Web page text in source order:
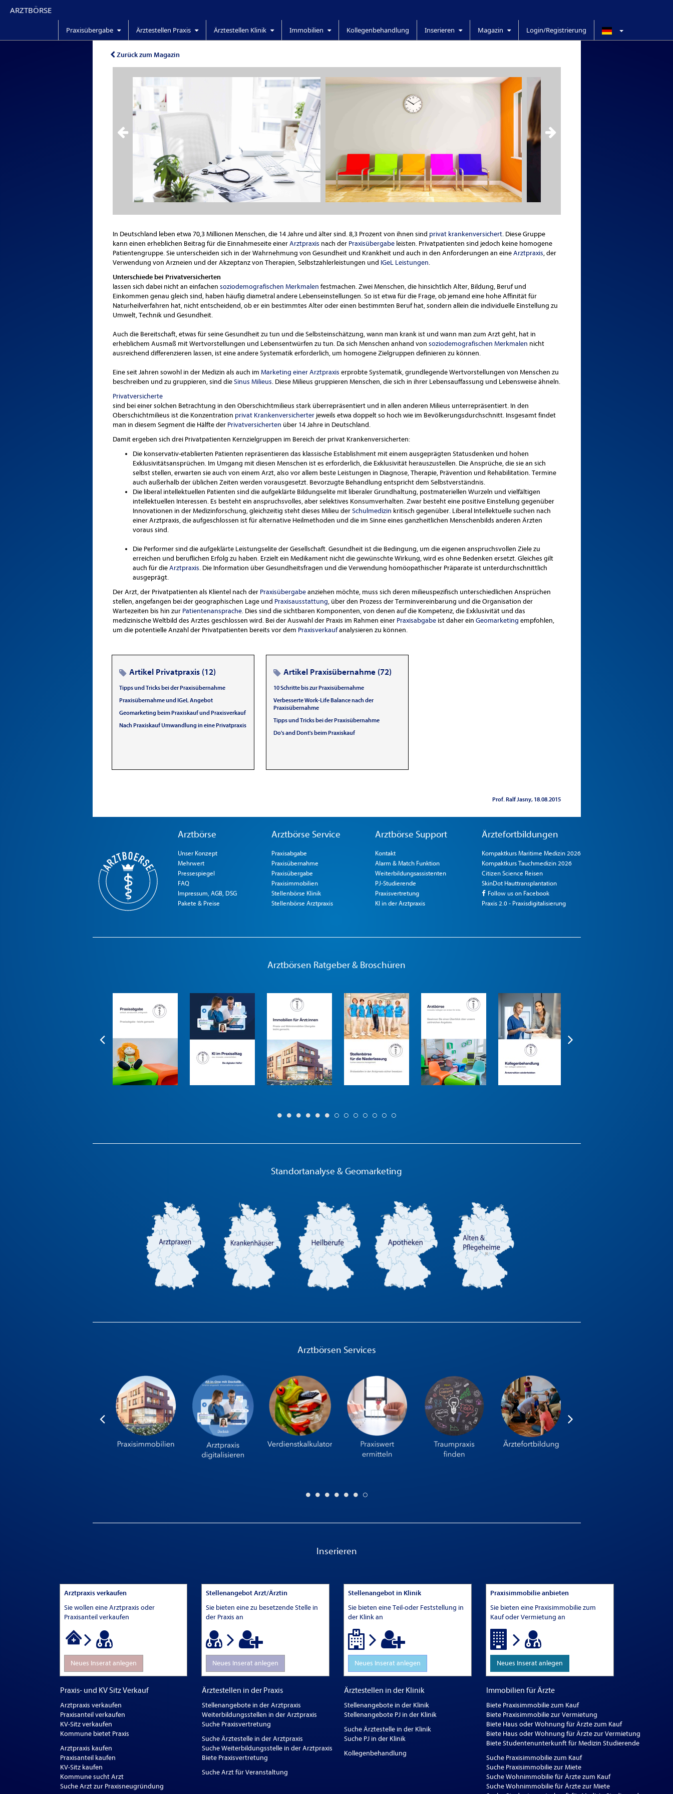
ARZTBÖRSE
Praxisübergabe Ärztestellen Praxis Ärztestellen Klinik Immobilien Kollegenbehandlung Inserieren Magazin Login/Registrierung
Zurück zum Magazin
In Deutschland leben etwa 70,3 Millionen Menschen, die 14 Jahre und älter sind. 8,3 Prozent von ihnen sind privat krankenversichert. Diese Gruppe
kann einen erheblichen Beitrag für die Einnahmeseite einerArztpraxis nach der Praxisübergabeleisten. Privatpatienten sind jedoch keine homogene
Patientengruppe. Sie unterscheiden sich in der Wahrnehmung von Gesundheit und Krankheit und auch in den Anforderungen an eineArztpraxis, der
Verwendung von Arzneien und der Akzeptanz von Therapien, Selbstzahlerleistungen und IGeL Leistungen.
Unterschiede bei Privatversicherten
lassen sich dabei nicht an einfachen soziodemografischen Merkmalen festmachen. Zwei Menschen, die hinsichtlich Alter, Bildung, Beruf und
Einkommen genau gleich sind, haben häufig diametral andere Lebenseinstellungen. So ist etwa für die Frage, ob jemand eine hohe Affinität für
Naturheilverfahren hat, nicht entscheidend, ob er ein bestimmtes Alter oder einen bestimmten Beruf hat, sondern allein die individuelle Einstellung zu
Umwelt, Technik und Gesundheit.
Auch die Bereitschaft, etwas für seine Gesundheit zu tun und die Selbsteinschätzung, wann man krank ist und wann man zum Arzt geht, hat in
erheblichem Ausmaß mit Wertvorstellungen und Lebensentwürfen zu tun. Da sich Menschen anhand von soziodemografischen Merkmalen nicht
ausreichend differenzieren lassen, ist eine andere Systematik erforderlich, um homogene Zielgruppen definieren zu können.
Eine seit Jahren sowohl in der Medizin als auch im Marketing einer Arztpraxis erprobte Systematik, grundlegende Wertvorstellungen von Menschen zu
beschreiben und zu gruppieren, sind dieSinus Milieus. Diese Milieus gruppieren Menschen, die sich in ihrer Lebensauffassung und Lebensweise ähneln.
Privatversicherte
sind bei einer solchen Betrachtung in den Oberschichtmilieus stark überrepräsentiert und in allen anderen Milieus unterrepräsentiert. In den
Oberschichtmilieus ist die Konzentration privat Krankenversicherterjeweils etwa doppelt so hoch wie im Bevölkerungsdurchschnitt. Insgesamt findet
man in diesem Segment die Hälfte der Privatversicherten über 14 Jahre in Deutschland.
Damit ergeben sich drei Privatpatienten Kernzielgruppen im Bereich der privat Krankenversicherten:
Die konservativ-etablierten Patienten repräsentieren das klassische Establishment mit einem ausgeprägten Statusdenken und hohen
Exklusivitätsansprüchen. Im Umgang mit diesen Menschen ist es erforderlich, die Exklusivität herauszustellen. Die Ansprüche, die sie an sich
selbst stellen, erwarten sie auch von einem Arzt, also vor allem beste Leistungen in Diagnose, Therapie, Prävention und Rehabilitation. Termine
auch außerhalb der üblichen Zeiten werden vorausgesetzt. Bevorzugte Behandlung entspricht dem Selbstverständnis.
Die liberal intellektuellen Patienten sind die aufgeklärte Bildungselite mit liberaler Grundhaltung, postmateriellen Wurzeln und vielfältigen
intellektuellen Interessen. Es besteht ein anspruchsvolles, aber selektives Konsumverhalten. Zwar besteht eine positive Einstellung gegenüber
Innovationen in der Medizinforschung, gleichzeitig steht dieses Milieu derSchulmedizin kritisch gegenüber. Liberal Intellektuelle suchen nach
einer Arztpraxis, die aufgeschlossen ist für alternative Heilmethoden und die im Sinne eines ganzheitlichen Menschenbilds anderen Ärzten
voraus sind.
Die Performer sind die aufgeklärte Leistungselite der Gesellschaft. Gesundheit ist die Bedingung, um die eigenen anspruchsvollen Ziele zu
erreichen und beruflichen Erfolg zu haben. Erzielt ein Medikament nicht die gewünschte Wirkung, wird es ohne Bedenken ersetzt. Gleiches gilt
auch für dieArztpraxis. Die Information über Gesundheitsfragen und die Verwendung homöopathischer Präparate ist unterdurchschnittlich
ausgeprägt.
Der Arzt, der Privatpatienten als Klientel nach der Praxisübergabeanziehen möchte, muss sich deren milieuspezifisch unterschiedlichen Ansprüchen
stellen, angefangen bei der geographischen Lage und Praxisausstattung, über den Prozess der Terminvereinbarung und die Organisation der
Wartezeiten bis hin zur Patientenansprache. Dies sind die sichtbaren Komponenten, von denen auf die Kompetenz, die Exklusivität und das
medizinische Weltbild des Arztes geschlossen wird. Bei der Auswahl der Praxis im Rahmen einer Praxisabgabeist daher ein Geomarketing empfohlen,
um die potentielle Anzahl der Privatpatienten bereits vor dem Praxisverkaufanalysieren zu können.
Artikel Privatpraxis (12)
Tipps und Tricks bei der Praxisübernahme
Praxisübernahme und IGeL Angebot
Geomarketing beim Praxiskauf und Praxisverkauf
Nach Praxiskauf Umwandlung in eine Privatpraxis
Artikel Praxisübernahme (72)
10 Schritte bis zur Praxisübernahme
Verbesserte Work-Life Balance nach der
Praxisübernahme
Tipps und Tricks bei der Praxisübernahme
Do's and Dont's beim Praxiskauf
Prof. Ralf Jasny 18.08.2015
Arztbörse
Unser Konzept
Mehrwert
Pressespiegel
FAQ
Impressum, AGB, DSG
Pakete & Preise
Arztbörse Service
Praxisabgabe
Praxisübernahme
Praxisübergabe
Praxisimmobilien
Stellenbörse Klinik
Stellenbörse Arztpraxis
Arztbörse Support
Kontakt
Alarm & Match Funktion
Weiterbildungsassistenten
PJ-Studierende
Praxisvertretung
KI in der Arztpraxis
Ärztefortbildungen
Kompaktkurs Maritime Medizin 2026
Kompaktkurs Tauchmedizin 2026
Citizen Science Reisen
SkinDot Hauttransplantation
Follow us on Facebook
Praxis 2.0 - Praxisdigitalisierung
Arztbörsen Ratgeber & Broschüren
Standortanalyse & Geomarketing
Arztbörsen Services
Inserieren
Arztpraxis verkaufen
Sie wollen eine Arztpraxis oder
Praxisanteil verkaufen
Neues Inserat anlegen
Praxis- und KV Sitz Verkauf
Arztpraxis verkaufen
Praxisanteil verkaufen
KV-Sitz verkaufen
Kommune bietet Praxis
Arztpraxis kaufen
Praxisanteil kaufen
KV-Sitz kaufen
Kommune sucht Arzt
Suche Arzt zur Praxisneugründung
Stellenangebot Arzt/Ärztin
Sie bieten eine zu besetzende Stelle in
der Praxis an
Neues Inserat anlegen
Ärztestellen in der Praxis
Stellenangebote in der Arztpraxis
Weiterbildungsstellen in der Arztpraxis
Suche Praxisvertretung
Suche Ärztestelle in der Arztpraxis
Suche Weiterbildungsstelle in der Arztpraxis
Biete Praxisvertretung
Suche Arzt für Veranstaltung
Stellenangebot in Klinik
Sie bieten eine Teil-oder Feststellung in
der Klink an
Neues Inserat anlegen
Ärztestellen in der Klinik
Stellenangebote in der Klinik
Stellenangebote PJ in der Klinik
Suche Ärztestelle in der Klinik
Suche PJ in der Klinik
Kollegenbehandlung
Praxisimmobilie anbieten
Sie bieten eine Praxisimmobilie zum
Kauf oder Vermietung an
Neues Inserat anlegen
Immobilien für Ärzte
Biete Praxisimmobilie zum Kauf
Biete Praxisimmobilie zur Vermietung
Biete Haus oder Wohnung für Ärzte zum Kauf
Biete Haus oder Wohnung für Ärzte zur Vermietung
Biete Studentenunterkunft für Medizin Studierende
Suche Praxisimmobilie zum Kauf
Suche Praxisimmobilie zur Miete
Suche Wohnimmobilie für Ärzte zum Kauf
Suche Wohnimmobilie für Ärzte zur Miete